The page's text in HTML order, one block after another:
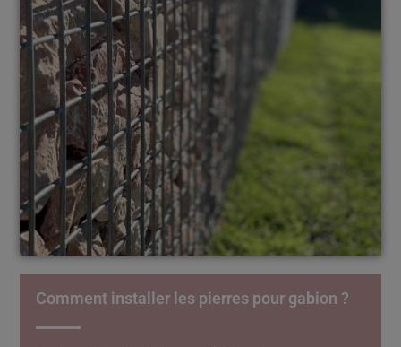
Comment installer les pierres pour gabion ?